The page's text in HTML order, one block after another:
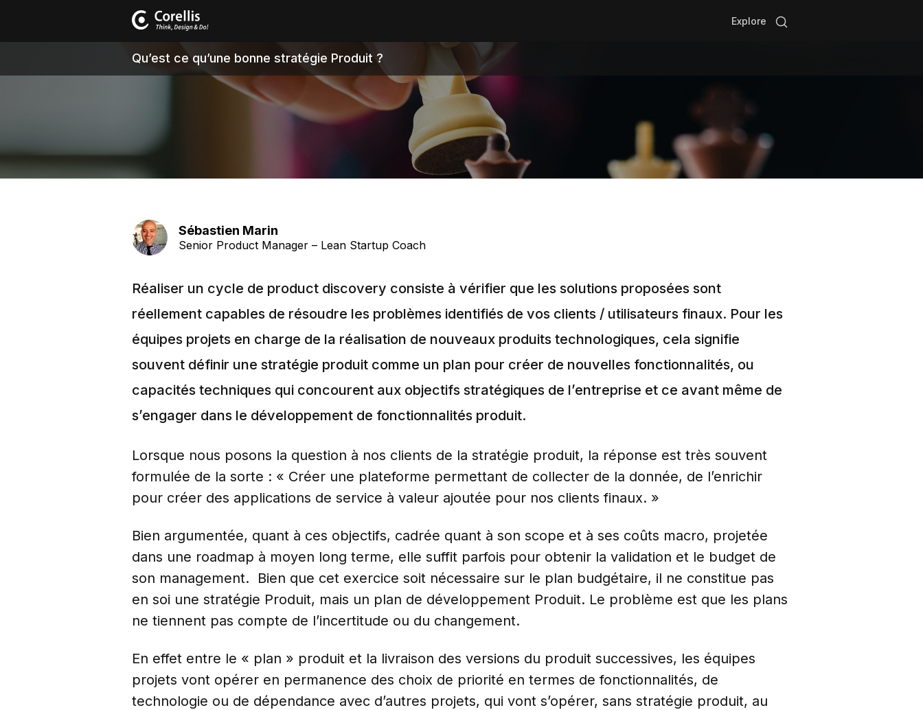
Recherche
Qu’est ce qu’une bonne stratégie Produit ?
Sébastien Marin
Senior Product Manager – Lean Startup Coach
Réaliser un cycle de product discovery consiste à vérifier que les solutions proposées sont
réellement capables de résoudre les problèmes identifiés de vos clients / utilisateurs finaux. Pour les
équipes projets en charge de la réalisation de nouveaux produits technologiques, cela signifie
souvent définir une stratégie produit comme un plan pour créer de nouvelles fonctionnalités, ou
capacités techniques qui concourent aux objectifs stratégiques de l’entreprise et ce avant même de
s’engager dans le développement de fonctionnalités produit.
Lorsque nous posons la question à nos clients de la stratégie produit, la réponse est très souvent
formulée de la sorte : « Créer une plateforme permettant de collecter de la donnée, de l’enrichir
pour créer des applications de service à valeur ajoutée pour nos clients finaux. »
Bien argumentée, quant à ces objectifs, cadrée quant à son scope et à ses coûts macro, projetée
dans une roadmap à moyen long terme, elle suffit parfois pour obtenir la validation et le budget de
son management. Bien que cet exercice soit nécessaire sur le plan budgétaire, il ne constitue pas
en soi une stratégie Produit, mais un plan de développement Produit. Le problème est que les plans
ne tiennent pas compte de l’incertitude ou du changement.
En effet entre le « plan » produit et la livraison des versions du produit successives, les équipes
projets vont opérer en permanence des choix de priorité en termes de fonctionnalités, de
technologie ou de dépendance avec d’autres projets, qui vont s’opérer, sans stratégie produit, au